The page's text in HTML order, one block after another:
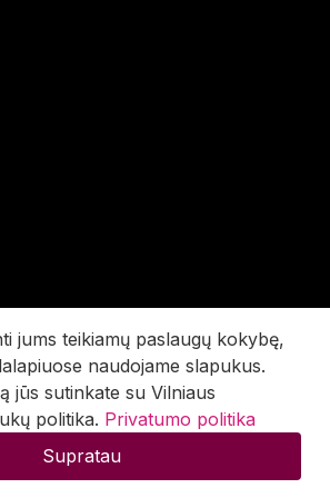
jums teikiamų paslaugų kokybę,
naudojame slapukus.
jūs sutinkate su Vilniaus
politika. Privatumo politika
Supratau